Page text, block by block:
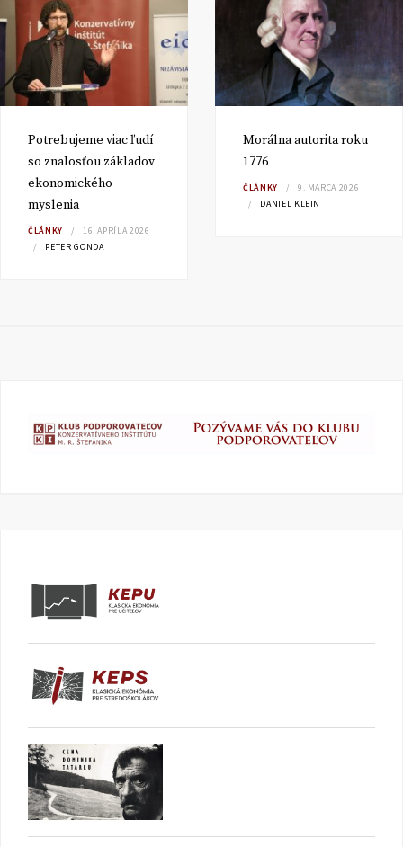
Potrebujeme viac ľudí
so znalosťou základov
ekonomického
myslenia
ČLÁNKY
16. APRÍLA 2026
PETER GONDA
Morálna autorita roku
1776
ČLÁNKY
9. MARCA 2026
DANIEL KLEIN